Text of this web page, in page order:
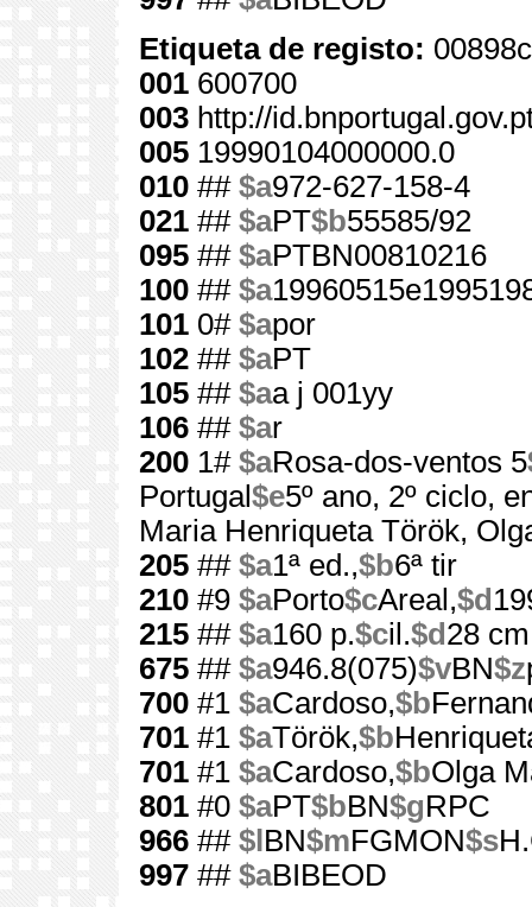
Etiqueta de registo:
001 600700
003 http://
005 19990104000000.0
010 ## $a972-627-158-4
021 ## $aPT$b55585/92
095 ## $aPTBN00810216
100 ## $a
101 0# $apor
102 ## $aPT
105 ## $aa j 001yy
106 ## $ar
200 1# $aRosa-dos-ventos 5
Portugal$e5º ano, 2º ciclo,
Maria Henriqueta Török,
205 ## $a1ª ed.,$b6ª tir
210 #9 $aPorto$cAreal,$d
215 ## $a160 p.$cil.$d 28 cm
675 ## $a946.8(075)$vBN$z
700 #1 $aCardoso,$b
701 #1 $aTörök,$b
701 #1 $aCardoso,$bOlga
801 #0 $aPT$bBN$gRPC
966 ## $l BN$mFGMON$s
997 ## $aBIBEOD